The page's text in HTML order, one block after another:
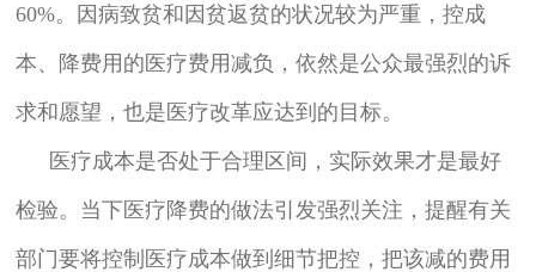
60%。因病致贫和因贫返贫的状况较为严重，控成
本、降费用的医疗费用减负，依然是公众最强烈的诉
求和愿望，也是医疗改革应达到的目标。
医疗成本是否处于合理区间，实际效果才是最好
检验。当下医疗降费的做法引发强烈关注，提醒有关
部门要将控制医疗成本做到细节把控，把该减的费用